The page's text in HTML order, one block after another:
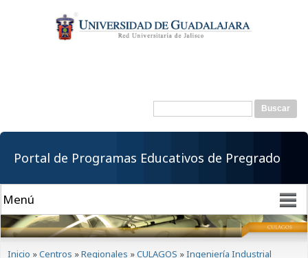
contenido
principal
Formulario de
Buscar
Portal de Programas Educativos de Pregrado
Inicio »Centros »Regionales »CULAGOS »Ingeniería Industrial